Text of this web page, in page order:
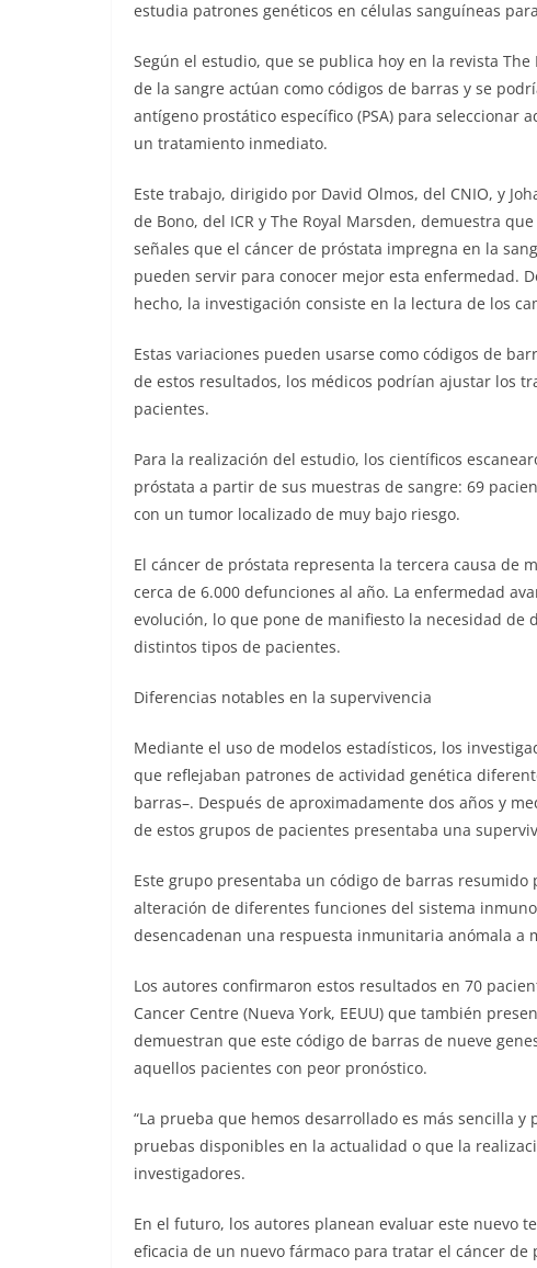
estudia patrones genéticos en células sanguíneas
Según el estudio, que se publica hoy en la revista
de la sangre actúan como códigos de barras y se
antígeno prostático específico (PSA) para seleccionar
un tratamiento inmediato.
Este trabajo, dirigido por David Olmos, del CNIO, y
de Bono, del ICR y The Royal Marsden, demuestra que
señales que el cáncer de próstata impregna en la
pueden servir para conocer mejor esta enfermedad.
hecho, la investigación consiste en la lectura de los
Estas variaciones pueden usarse como códigos de
de estos resultados, los médicos podrían ajustar los
pacientes.
Para la realización del estudio, los científicos
próstata a partir de sus muestras de sangre: 69
con un tumor localizado de muy bajo riesgo.
El cáncer de próstata representa la tercera causa de
cerca de 6.000 defunciones al año. La enfermedad
evolución, lo que pone de manifiesto la necesidad
distintos tipos de pacientes.
Diferencias notables en la supervivencia
Mediante el uso de modelos estadísticos, los
que reflejaban patrones de actividad genética
barras–. Después de aproximadamente dos años y
de estos grupos de pacientes presentaba una
Este grupo presentaba un código de barras
alteración de diferentes funciones del sistema
desencadenan una respuesta inmunitaria anómala a
Los autores confirmaron estos resultados en 70
Cancer Centre (Nueva York, EEUU) que también
demuestran que este código de barras de nueve
aquellos pacientes con peor pronóstico.
“La prueba que hemos desarrollado es más sencilla
pruebas disponibles en la actualidad o que la
investigadores.
En el futuro, los autores planean evaluar este nuevo
eficacia de un nuevo fármaco para tratar el cáncer